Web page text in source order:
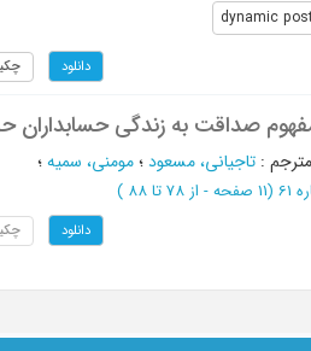
dynamic
دانلود
صداقت به زندگی حسابداران
مترجم : تاجیانی، مسعود؛مومنی، سمیه؛
(‎11 صفحه - از 78 تا 88 )
دانلود